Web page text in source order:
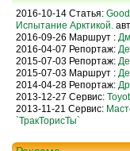
2016-10-14 Статья:
Испытание Арктикой.
2016-09-26 Маршрут :
2016-04-07 Репортаж:
2015-07-03 Репортаж:
2015-07-03 Маршрут :
2014-04-28 Репортаж:
2013-12-27 Сервис:
2013-11-21 Сервис:
`ТракТорисТы`